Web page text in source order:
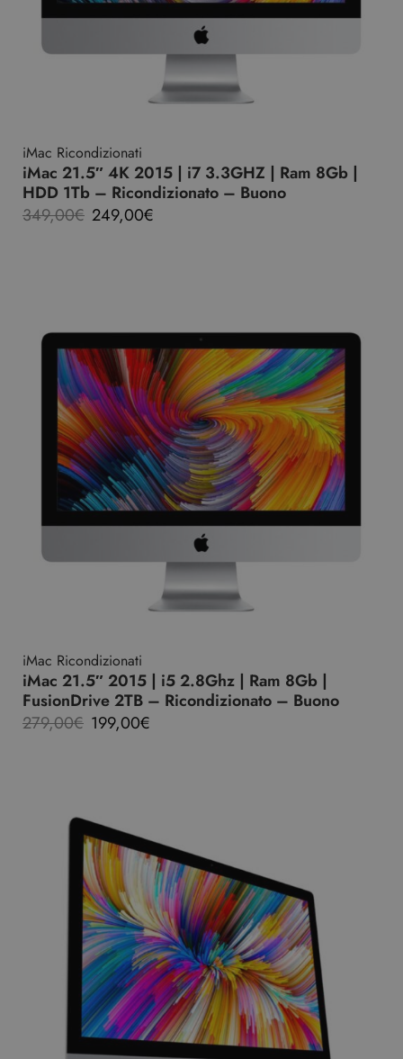
iMac Ricondizionati
iMac 21.5″ 4K 2015 | i7 3.3GHZ | Ram 8Gb |
HDD 1Tb – Ricondizionato – Buono
349,00€ 249,00€
iMac Ricondizionati
iMac 21.5″ 2015 | i5 2.8Ghz | Ram 8Gb |
FusionDrive 2TB – Ricondizionato – Buono
279,00€ 199,00€